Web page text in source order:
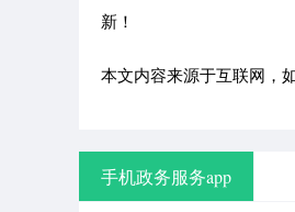
新！
本文内容来源于互联网，
手机政务服务app